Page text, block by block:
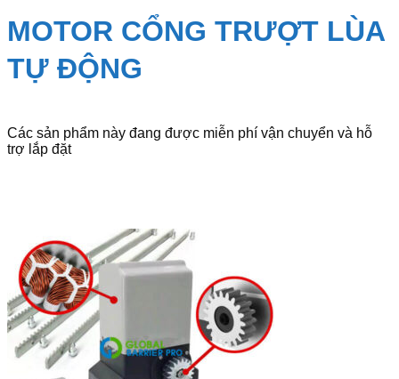
MOTOR CỔNG TRƯỢT LÙA
TỰ ĐỘNG
Các sản phẩm này đang được miễn phí vận chuyển và hỗ
trợ lắp đặt